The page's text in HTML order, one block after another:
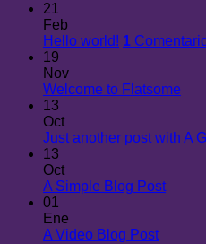
21
Feb
Hello world! 1
19
Nov
Welcome to Flatsome
13
Oct
Just another post with A
13
Oct
A Simple Blog Post
01
Ene
A Video Blog Post